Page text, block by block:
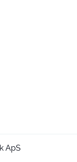
ApS